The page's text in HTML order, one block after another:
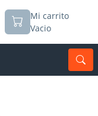
Mi carrito
Vacio